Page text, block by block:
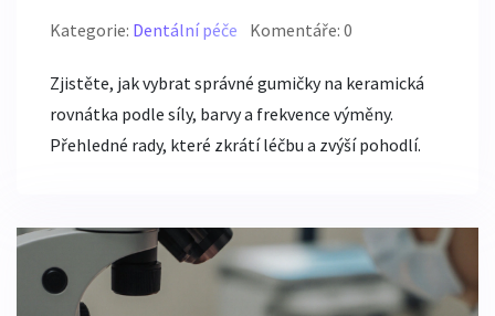
Kategorie: Dentální péče Komentáře: 0
Zjistěte, jak vybrat správné gumičky na keramická
rovnátka podle síly, barvy a frekvence výměny.
Přehledné rady, které zkrátí léčbu a zvýší pohodlí.